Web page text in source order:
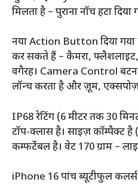
मिलता है – पुराना नॉच हटा दिया
नया Action Button दिया
कर सकते हैं – कैमरा, फ्लैशलाइट,
वगैरह। Camera Control
लॉन्च करता है और ज़ूम,
IP68 रेटिंग (6 मीटर तक 30
टॉप-क्लास है। साइज़ कॉम्पैक्ट
कम्फर्टेबल है। वेट 170 ग्राम –
iPhone 16 पांच ब्यूटीफुल